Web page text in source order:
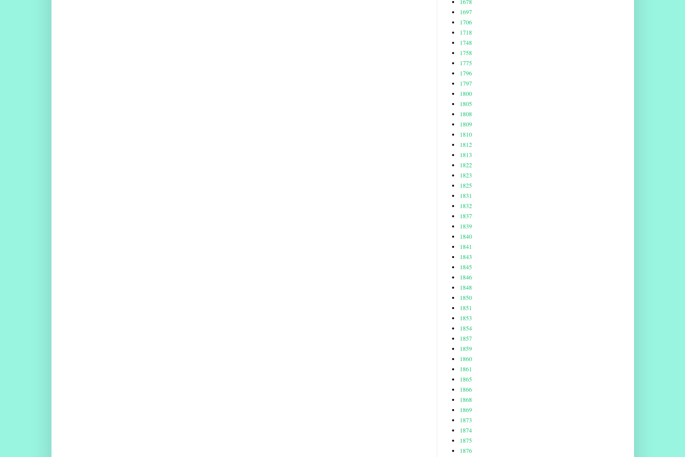
1697
1706
1718
1748
1758
1775
1796
1797
1800
1805
1808
1809
1810
1812
1813
1822
1823
1825
1831
1832
1837
1839
1840
1841
1843
1845
1846
1848
1850
1851
1853
1854
1857
1859
1860
1861
1865
1866
1868
1869
1873
1874
1875
1876